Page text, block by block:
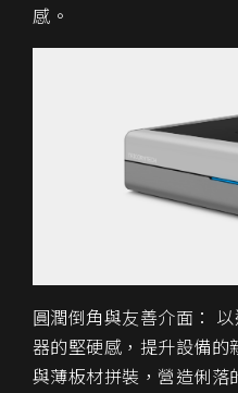
感。
圓潤倒角與友善介面：
器的堅硬感，提升設備
與薄板材拼裝，營造俐落